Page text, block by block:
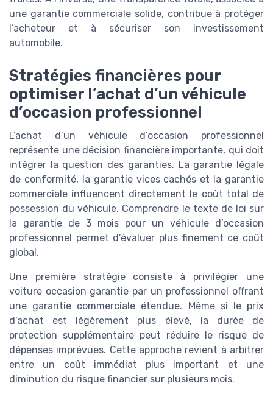
une garantie commerciale solide, contribue à protéger
l’acheteur et à sécuriser son investissement
automobile.
Stratégies financières pour
optimiser l’achat d’un véhicule
d’occasion professionnel
L’achat d’un véhicule d’occasion professionnel
représente une décision financière importante, qui doit
intégrer la question des garanties. La garantie légale
de conformité, la garantie vices cachés et la garantie
commerciale influencent directement le coût total de
possession du véhicule. Comprendre le texte de loi sur
la garantie de 3 mois pour un véhicule d’occasion
professionnel permet d’évaluer plus finement ce coût
global.
Une première stratégie consiste à privilégier une
voiture occasion garantie par un professionnel offrant
une garantie commerciale étendue. Même si le prix
d’achat est légèrement plus élevé, la durée de
protection supplémentaire peut réduire le risque de
dépenses imprévues. Cette approche revient à arbitrer
entre un coût immédiat plus important et une
diminution du risque financier sur plusieurs mois.